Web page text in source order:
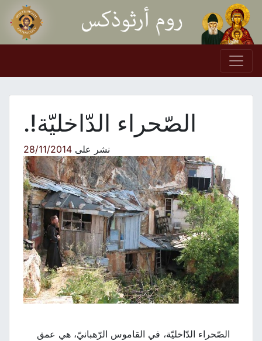
Skip to content
Main Navigation
الصّحراء الدّاخليّة!.
نشر على28/11/2014
الصّحراء الدّاخليّة، في القاموس الرّهبانيّ، هي عمق